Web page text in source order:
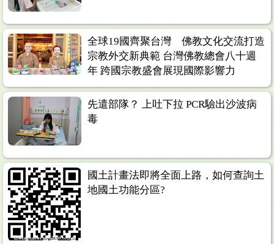
全球19國齊聚台灣 佛教文化交流打造
宗教外交新典範 台灣佛教總會八十週
年 跨國宗教盛會展現國際影響力
先遣部隊？ 上吐下拉 PCR驗出沙波病
毒
國土計畫法即將全面上路，如何查詢土
地國土功能分區?